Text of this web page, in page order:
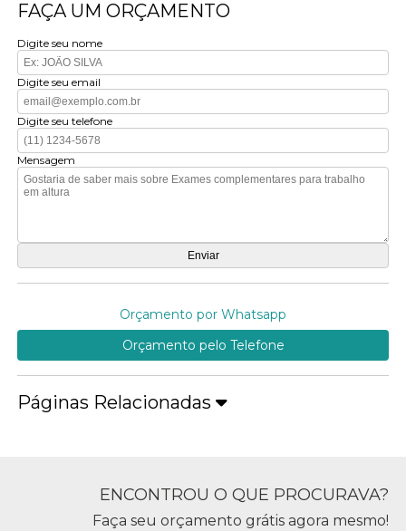
FAÇA UM ORÇAMENTO
Digite seu nome
Digite seu email
Digite seu telefone
Mensagem
Orçamento por Whatsapp
Orçamento pelo Telefone
Páginas Relacionadas
ENCONTROU O QUE PROCURAVA?
Faça seu orçamento grátis agora mesmo!